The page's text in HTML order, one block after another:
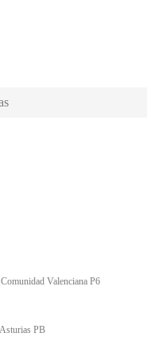
Valenciana P6
PB